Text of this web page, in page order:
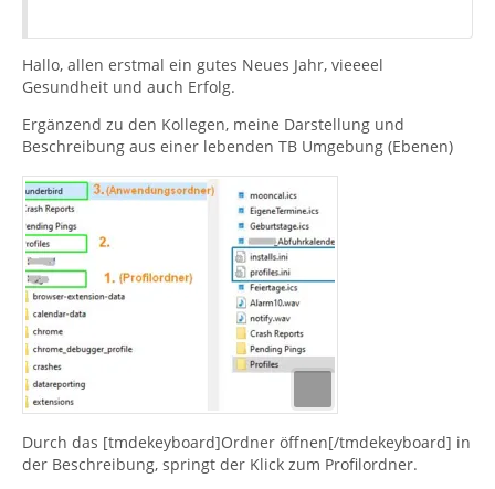
Hallo, allen erstmal ein gutes Neues Jahr, vieeeel
Gesundheit und auch Erfolg.
Ergänzend zu den Kollegen, meine Darstellung und
Beschreibung aus einer lebenden TB Umgebung (Ebenen)
Durch das [tmdekeyboard]Ordner öffnen[/tmdekeyboard] in
der Beschreibung, springt der Klick zum Profilordner.